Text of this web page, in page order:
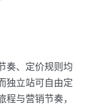
奏、定价规则均
独立站可自由定
与营销节奏，